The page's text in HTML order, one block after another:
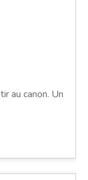
au canon. Un